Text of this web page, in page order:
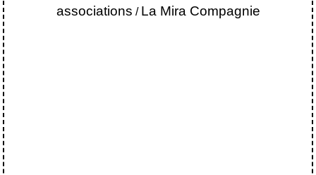
associations / La Mira Compagnie